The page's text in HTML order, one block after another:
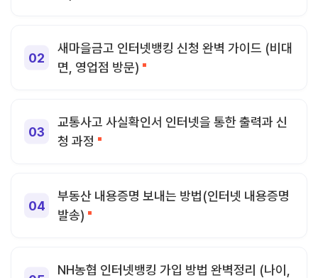
새마을금고 인터넷뱅킹 신청 완벽 가이드 (비대
면, 영업점 방문)
교통사고 사실확인서 인터넷을 통한 출력과 신
청 과정
부동산 내용증명 보내는 방법(인터넷 내용증명
발송)
NH농협 인터넷뱅킹 가입 방법 완벽정리 (나이,